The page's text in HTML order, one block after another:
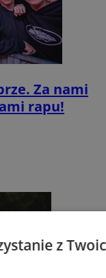
Za nami
rapu!
z